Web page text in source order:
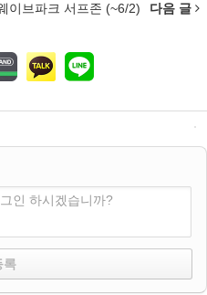
이브파크 서프존 (~6/2) 다음 글
인 하시겠습니까?